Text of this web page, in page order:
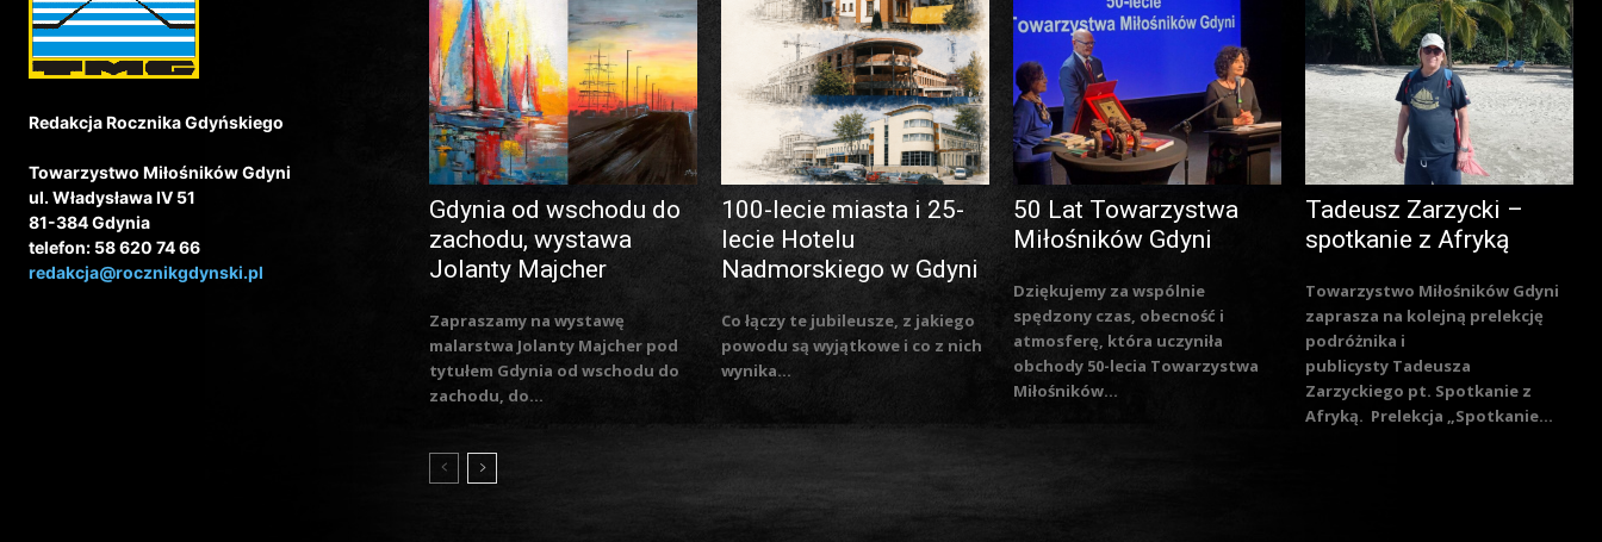
Redakcja Rocznika Gdyńskiego
Towarzystwo Miłośników Gdyni
ul. Władysława IV 51
81-384 Gdynia
telefon: 58 620 74 66
redakcja@rocznikgdynski.pl
Gdynia od wschodu do
zachodu, wystawa
Jolanty Majcher
Zapraszamy na wystawę
malarstwa Jolanty Majcher pod
tytułem Gdynia od wschodu do
zachodu, do...
100-lecie miasta i 25-
lecie Hotelu
Nadmorskiego w Gdyni
Co łączy te jubileusze, z jakiego
powodu są wyjątkowe i co z nich
wynika...
50 Lat Towarzystwa
Miłośników Gdyni
Dziękujemy za wspólnie
spędzony czas, obecność i
atmosferę, która uczyniła
obchody 50-lecia Towarzystwa
Miłośników...
Tadeusz Zarzycki –
spotkanie z Afryką
Towarzystwo Miłośników Gdyni
zaprasza na kolejną prelekcję
podróżnika i
publicysty Tadeusza
Zarzyckiego pt. Spotkanie z
Afryką. Prelekcja „Spotkanie...